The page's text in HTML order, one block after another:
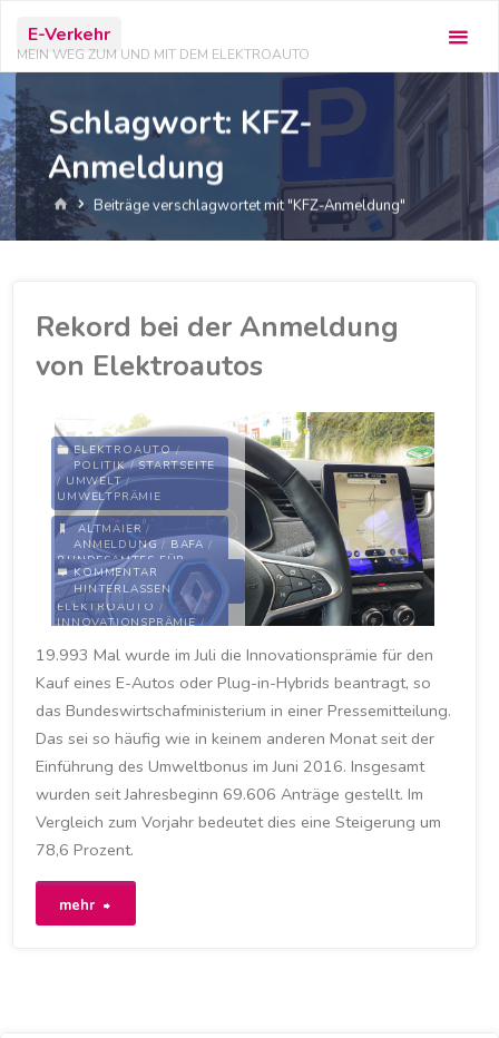
Inhalt
springen
E-Verkehr
MEIN WEG ZUM UND MIT DEM ELEKTROAUTO
Schlagwort: KFZ-
Anmeldung
StartBeiträge verschlagwortet mit "KFZ-Anmeldung"
Rekord bei der Anmeldung
von Elektroautos
ELEKTROAUTO /
POLITIK / STARTSEITE
/ UMWELT /
UMWELTPRÄMIE
ALTMAIER/
ANMELDUNG/ BAFA /
BUNDESAMTES FÜR
WIRTSCHAFT UND
AUSFUHRKONTROLLE /
ELEKTROAUTO /
INNOVATIONSPRÄMIE/
KFZ-ANMELDUNG /PETER
TORSTEN SAFARIK /
UMWELTPRÄMIE/
UMWELTSCHUTZ
VERKAUF/ZULASSUNG
17. AUGUST 2020
KOMMENTAR
HINTERLASSEN
19.993 Mal wurde im Juli die Innovationsprämie für den
Kauf eines E-Autos oder Plug-in-Hybrids beantragt, so
das Bundeswirtschafministerium in einer Pressemitteilung.
Das sei so häufig wie in keinem anderen Monat seit der
Einführung des Umweltbonus im Juni 2016. Insgesamt
wurden seit Jahresbeginn 69.606 Anträge gestellt. Im
Vergleich zum Vorjahr bedeutet dies eine Steigerung um
78,6 Prozent.
mehr